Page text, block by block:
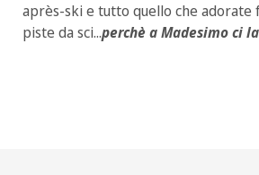
après-ski e tutto quello che adorate
piste da sci...perchè a Madesimo ci